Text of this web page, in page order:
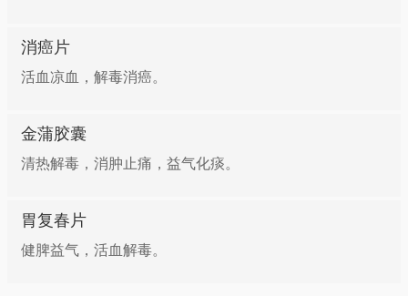
消癌片
活血凉血，解毒消癌。
金蒲胶囊
清热解毒，消肿止痛，益气化痰。
胃复春片
健脾益气，活血解毒。